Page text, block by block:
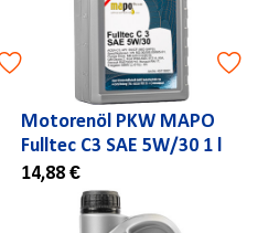
Motorenöl PKW MAPO
Fulltec C3 SAE 5W/30 1 l
14,88 €